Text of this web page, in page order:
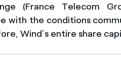
(France Telecom
with the conditions
Wind’s entire share